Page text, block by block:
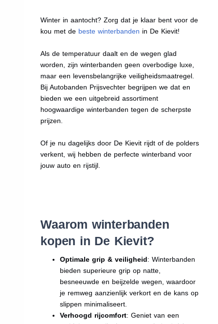
Winter in aantocht? Zorg dat je klaar bent voor de
kou met de beste winterbanden in De Kievit!
Als de temperatuur daalt en de wegen glad
worden, zijn winterbanden geen overbodige luxe,
maar een levensbelangrijke veiligheidsmaatregel.
Bij Autobanden Prijsvechter begrijpen we dat en
bieden we een uitgebreid assortiment
hoogwaardige winterbanden tegen de scherpste
prijzen.
Of je nu dagelijks door De Kievit rijdt of de polders
verkent, wij hebben de perfecte winterband voor
jouw auto en rijstijl.
Waarom winterbanden
kopen in De Kievit?
Optimale grip & veiligheid: Winterbanden
bieden superieure grip op natte,
besneeuwde en beijzelde wegen, waardoor
je remweg aanzienlijk verkort en de kans op
slippen minimaliseert.
Verhoogd rijcomfort: Geniet van een